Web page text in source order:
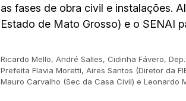
as fases de obra civil e instalações.
Estado de Mato Grosso) e o SENAI
Ricardo Mello, André Salles, Cidinha Fávero,
Prefeita Flavia Moretti, Aires Santos (Diretor da
Mauro Carvalho (Sec da Casa Civil) e Leonardo